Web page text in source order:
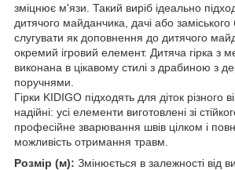
зміцнює м'язи. Такий виріб ідеально
дитячого майданчика, дачі або
слугувати як доповнення до дитячого
окремий ігровий елемент. Дитяча гірка з
виконана в цікавому стилі з драбиною з
поручнями.
Гірки KIDIGO підходять для діток різного
надійні: усі елементи виготовлені зі
професійне зварювання швів цілком і
можливість отримання травм.
Розмір (м): Змінюється в залежності від